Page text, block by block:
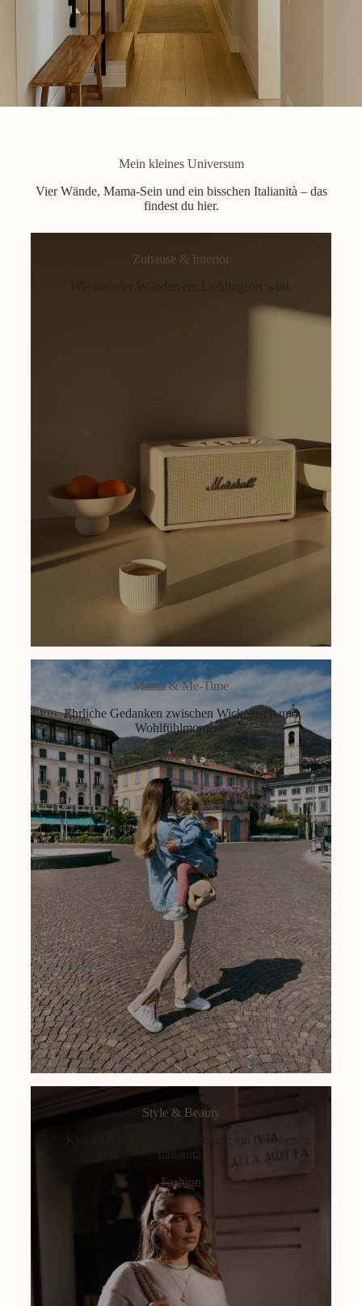
Mein kleines Universum
Vier Wände, Mama-Sein und ein bisschen Italianità – das
findest du hier.
Zuhause & Interior
Wie aus vier Wänden ein Lieblingsort wird.
Mama & Me-Time
Ehrliche Gedanken zwischen Wickeltisch und
Wohlfühlmoment.
Lifestyle
Style & Beauty
Klassisch, alltagstauglich, immer ein bisschen
Italianità.
Fashion